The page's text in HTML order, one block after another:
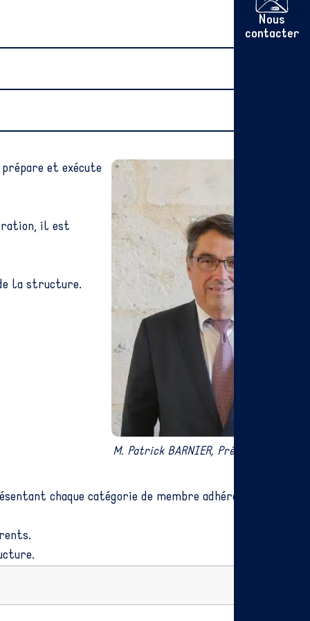
Nous
contacter
et exécute
il est
la structure.
M. Patrick BARNIER, Président du
chaque catégorie de membre adhérent (Région